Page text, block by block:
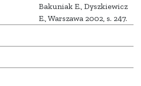
Bakuniak E., Dyszkiewicz
E., Warszawa 2002, s. 247.